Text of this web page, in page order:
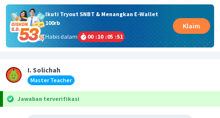
Ikuti Tryout SNBT & Menangkan E-Wallet
100rb
Habis dalam
00 :10 :05 :51
Klaim
I. Solichah
Master Teacher
Jawaban terverifikasi